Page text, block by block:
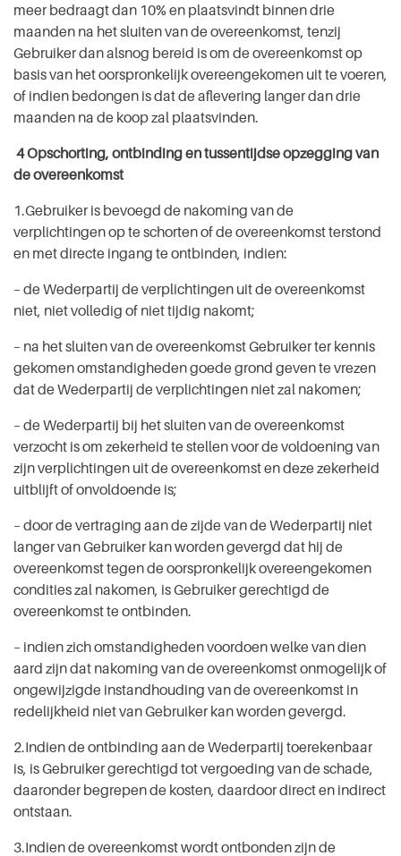
meer bedraagt dan 10% en plaatsvindt binnen drie
maanden na het sluiten van de overeenkomst, tenzij
Gebruiker dan alsnog bereid is om de overeenkomst op
basis van het oorspronkelijk overeengekomen uit te voeren,
of indien bedongen is dat de aflevering langer dan drie
maanden na de koop zal plaatsvinden.
4 Opschorting, ontbinding en tussentijdse opzegging van
de overeenkomst
1.Gebruiker is bevoegd de nakoming van de
verplichtingen op te schorten of de overeenkomst terstond
en met directe ingang te ontbinden, indien:
– de Wederpartij de verplichtingen uit de overeenkomst
niet, niet volledig of niet tijdig nakomt;
– na het sluiten van de overeenkomst Gebruiker ter kennis
gekomen omstandigheden goede grond geven te vrezen
dat de Wederpartij de verplichtingen niet zal nakomen;
– de Wederpartij bij het sluiten van de overeenkomst
verzocht is om zekerheid te stellen voor de voldoening van
zijn verplichtingen uit de overeenkomst en deze zekerheid
uitblijft of onvoldoende is;
– door de vertraging aan de zijde van de Wederpartij niet
langer van Gebruiker kan worden gevergd dat hij de
overeenkomst tegen de oorspronkelijk overeengekomen
condities zal nakomen, is Gebruiker gerechtigd de
overeenkomst te ontbinden.
– indien zich omstandigheden voordoen welke van dien
aard zijn dat nakoming van de overeenkomst onmogelijk of
ongewijzigde instandhouding van de overeenkomst in
redelijkheid niet van Gebruiker kan worden gevergd.
2.Indien de ontbinding aan de Wederpartij toerekenbaar
is, is Gebruiker gerechtigd tot vergoeding van de schade,
daaronder begrepen de kosten, daardoor direct en indirect
ontstaan.
3.Indien de overeenkomst wordt ontbonden zijn de